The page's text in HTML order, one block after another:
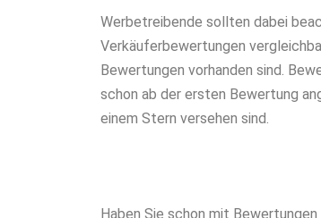
Werbetreibende sollten dabei
Verkäuferbewertungen
Bewertungen vorhanden sind.
schon ab der ersten Bewertung
einem Stern versehen sind.
Haben Sie schon mit